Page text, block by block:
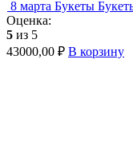
8 марта Букеты
Оценка:
5 из 5
43000,00 ₽ В корзину